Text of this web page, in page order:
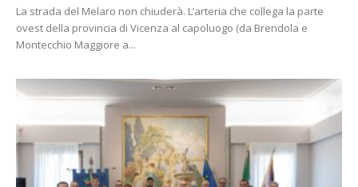
La strada del Melaro non chiuderà. L’arteria che collega la parte
ovest della provincia di Vicenza al capoluogo (da Brendola e
Montecchio Maggiore a...